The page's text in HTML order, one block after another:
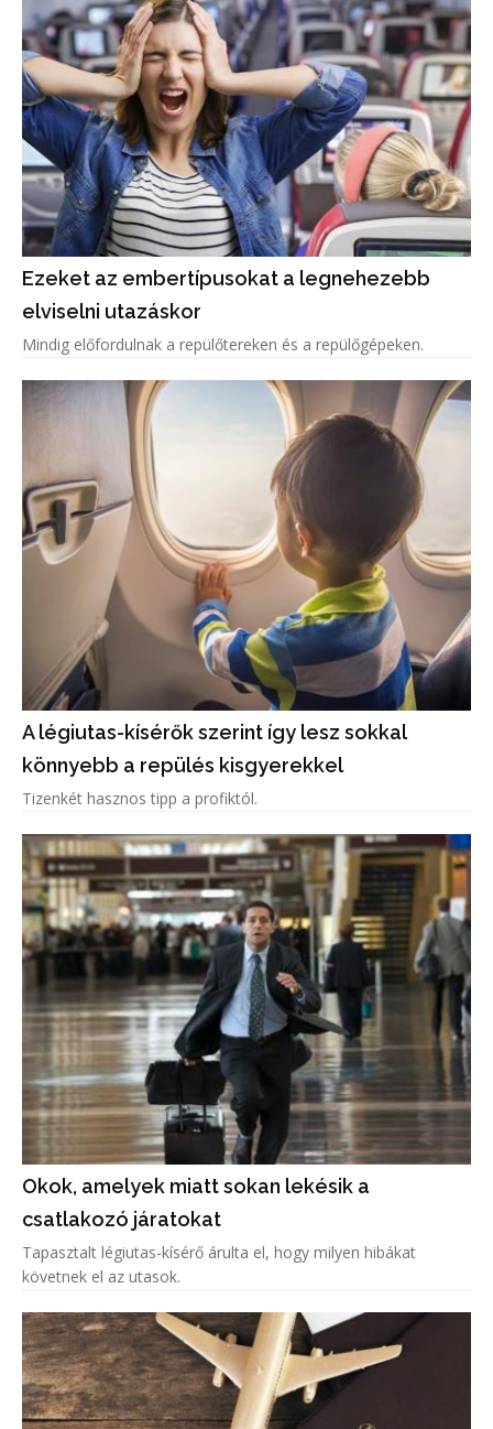
Ezeket az embertípusokat a legnehezebb
elviselni utazáskor
Mindig előfordulnak a repülőtereken és a repülőgépeken.
A légiutas-kísérők szerint így lesz sokkal
könnyebb a repülés kisgyerekkel
Tizenkét hasznos tipp a profiktól.
Okok, amelyek miatt sokan lekésik a
csatlakozó járatokat
Tapasztalt légiutas-kísérő árulta el, hogy milyen hibákat
követnek el az utasok.